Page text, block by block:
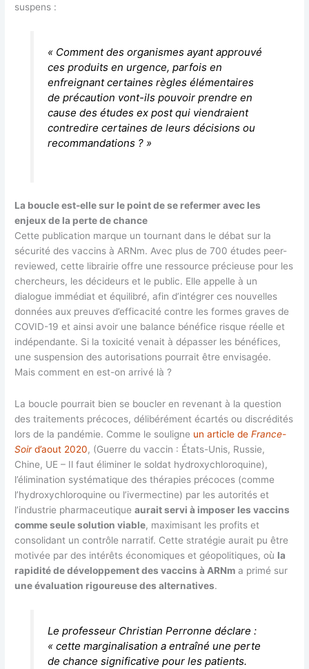
suspens :
« Comment des organismes ayant approuvé
ces produits en urgence, parfois en
enfreignant certaines règles élémentaires
de précaution vont-ils pouvoir prendre en
cause des études ex post qui viendraient
contredire certaines de leurs décisions ou
recommandations ? »
La boucle est-elle sur le point de se refermer avec les
enjeux de la perte de chance
Cette publication marque un tournant dans le débat sur la
sécurité des vaccins à ARNm. Avec plus de 700 études peer-
reviewed, cette librairie offre une ressource précieuse pour les
chercheurs, les décideurs et le public. Elle appelle à un
dialogue immédiat et équilibré, afin d’intégrer ces nouvelles
données aux preuves d’efficacité contre les formes graves de
COVID-19 et ainsi avoir une balance bénéfice risque réelle et
indépendante. Si la toxicité venait à dépasser les bénéfices,
une suspension des autorisations pourrait être envisagée.
Mais comment en est-on arrivé là ?
La boucle pourrait bien se boucler en revenant à la question
des traitements précoces, délibérément écartés ou discrédités
lors de la pandémie. Comme le souligne un article deFrance-
Soird’aout 2020, (Guerre du vaccin : États-Unis, Russie,
Chine, UE – Il faut éliminer le soldat hydroxychloroquine),
l’élimination systématique des thérapies précoces (comme
l’hydroxychloroquine ou l’ivermectine) par les autorités et
l’industrie pharmaceutiqueaurait servi à imposer les vaccins
comme seule solution viable, maximisant les profits et
consolidant un contrôle narratif. Cette stratégie aurait pu être
motivée par des intérêts économiques et géopolitiques, où la
rapidité de développement des vaccins à ARNm a primé sur
une évaluation rigoureuse des alternatives.
Le professeur Christian Perronne déclare :
« cette marginalisation a entraîné une perte
de chance significative pour les patients.